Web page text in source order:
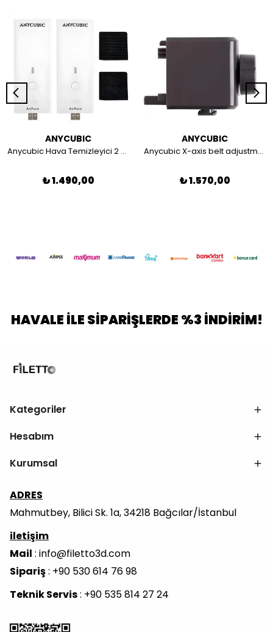
ANYCUBIC
Anycubic Hava Temizleyici 2 Adet - Mono 4 Ultra / M7 / M7 Pro
₺ 1.490,00
ANYCUBIC
Anycubic X-axis belt adjustment component
₺ 1.570,00
HAVALE İLE SİPARİŞLERDE %3 İNDİRİM!
Kategoriler
Hesabım
Kurumsal
ADRES
Mahmutbey, Bilici Sk. 1a, 34218 Bağcılar/İstanbul
iletişim
Mail : info@filetto3d.com
Sipariş: +90 530 614 76 98
Teknik Servis: +90 535 814 27 24